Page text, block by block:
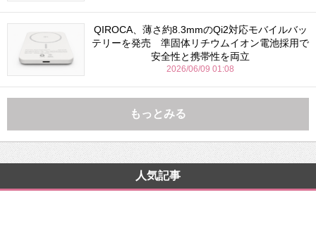
QIROCA、薄さ約8.3mmのQi2対応モバイルバッ
テリーを発売 準固体リチウムイオン電池採用で
安全性と携帯性を両立
2026/06/09 01:08
もっとみる
人気記事